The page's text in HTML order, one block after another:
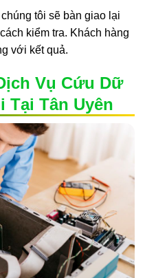
tôi sẽ bàn giao lại
kiểm tra. Khách hàng
với kết quả.
Vụ Cứu Dữ
Tại Tân Uyên